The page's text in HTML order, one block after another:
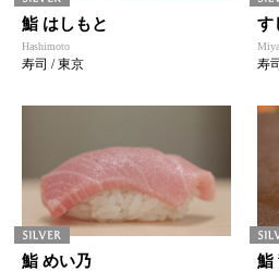
鮨 はしもと
Hashimoto
寿司 / 東京
す
寿
鮨 めい乃 鮨